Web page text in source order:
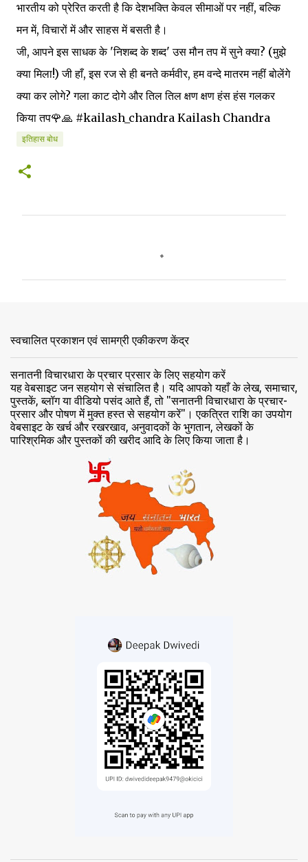
भारतीय को प्रेरित करती है कि देशभक्ति केवल सीमाओं पर नहीं, बल्कि
मन में, विचारों में और साहस में बसती है।
जी, आपने इस साधक के 'निशब्द के शब्द' उस मौन तप में सुने क्या? (मुझे
क्या मिला!) जी हाँ, इस रज से ही बनते कर्मवीर, हम वन्दे मातरम नहीं बोलेंगे
क्या कर लोगे? गला काट दोगे और तिल तिल क्षण क्षण हंस हंस गलकर
किया तप🌹🙏 #kailash_chandra Kailash Chandra
इतिहास बोध
स्वचालित प्रकाशन एवं सामग्री एकीकरण केंद्र
सनातनी विचारधारा के प्रचार प्रसार के लिए सहयोग करें
यह वेबसाइट जन सहयोग से संचालित है। यदि आपको यहाँ के लेख, समाचार,
पुस्तकें, ब्लॉग या वीडियो पसंद आते हैं, तो "सनातनी विचारधारा के प्रचार-
प्रसार और पोषण में मुक्त हस्त से सहयोग करें"। एकत्रित राशि का उपयोग
वेबसाइट के खर्च और रखरखाव, अनुवादकों के भुगतान, लेखकों के
पारिश्रमिक और पुस्तकों की खरीद आदि के लिए किया जाता है।